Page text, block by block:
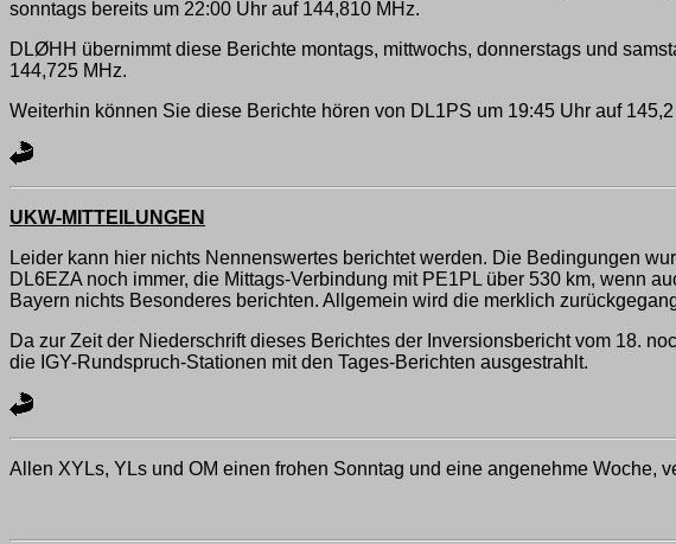
sonntags bereits um 22:00 Uhr auf 144,810 MHz.
DLØHH übernimmt diese Berichte montags, mittwochs, donnerstags und
144,725 MHz.
Weiterhin können Sie diese Berichte hören von DL1PS um 19:45 Uhr auf
UKW-MITTEILUNGEN
Leider kann hier nichts Nennenswertes berichtet werden. Die Bedingungen
DL6EZA noch immer, die Mittags-Verbindung mit PE1PL über 530 km, wenn
Bayern nichts Besonderes berichten. Allgemein wird die merklich
Da zur Zeit der Niederschrift dieses Berichtes der Inversionsbericht vom 18.
die IGY-Rundspruch-Stationen mit den Tages-Berichten ausgestrahlt.
Allen XYLs, YLs und OM einen frohen Sonntag und eine angenehme Woche,